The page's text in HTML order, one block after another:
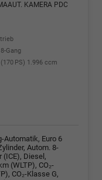
KAMERA PDC
Gang
PS) 1.996 ccm
Automatik, Euro 6
Autom. 8-
(ICE), Diesel,
(WLTP), CO₂-
CO₂-Klasse G,